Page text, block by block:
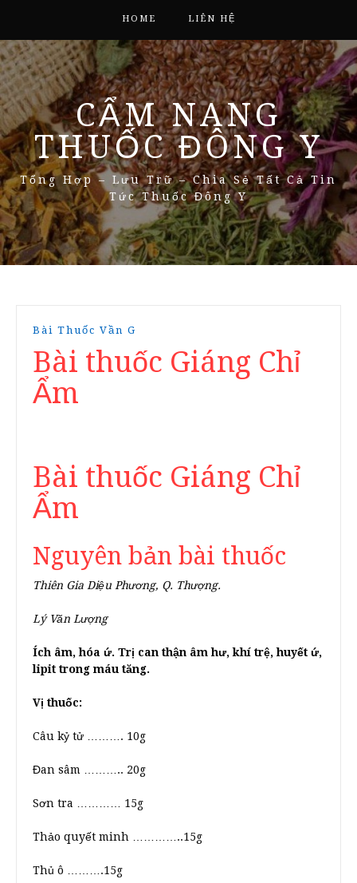
HOME LIÊN HỆ
CẨM NANG
THUỐC ĐÔNG Y
Tổng Hợp – Lưu Trữ – Chia Sẻ Tất Cả Tin
Tức Thuốc Đông Y
Bài Thuốc Vần G
Bài thuốc Giáng Chỉ
Ẩm
Bài thuốc Giáng Chỉ
Ẩm
Nguyên bản bài thuốc
Thiên Gia Diệu Phương, Q. Thượng.
Lý Văn Lượng
Ích âm, hóa ứ. Trị can thận âm hư, khí trệ, huyết ứ,
lipit trong máu tăng.
Vị thuốc:
Câu kỷ tử ………. 10g
Đan sâm ……….. 20g
Sơn tra ………… 15g
Thảo quyết minh …………..15g
Thủ ô ……….15g